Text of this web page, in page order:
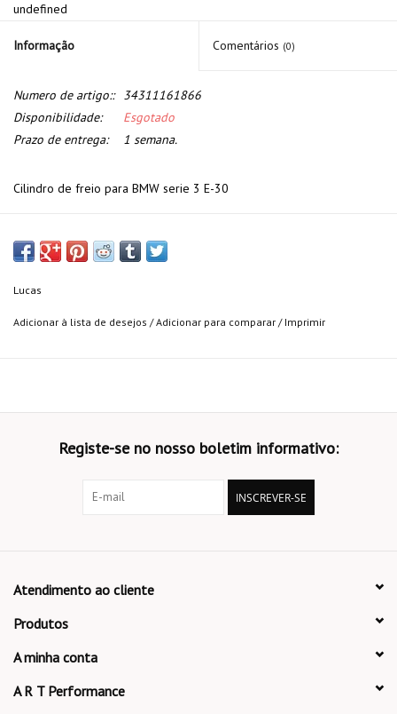
undefined
Informação Comentários (0)
Numero de artigo::
34311161866
Disponibilidade:
Esgotado
Prazo de entrega:
1 semana.
Cilindro de freio para BMW serie 3 E-30
Lucas
Adicionar à lista de desejos /Adicionar para comparar / Imprimir
Registe-se no nosso boletim informativo:
INSCREVER-SE
Atendimento ao cliente
Produtos
A minha conta
A R T Performance